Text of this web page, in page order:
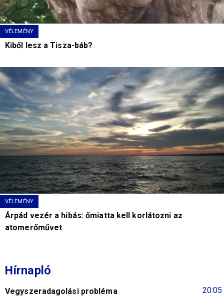
VÉLEMÉNY
Kiből lesz a Tisza-báb?
VÉLEMÉNY
Árpád vezér a hibás: őmiatta kell korlátozni az
atomerőművet
Hírnapló
20:05
Vegyszeradagolási probléma